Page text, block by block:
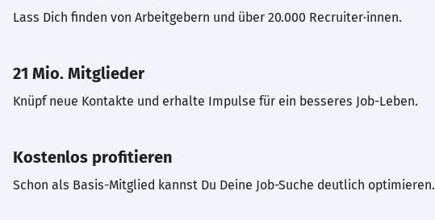
Lass Dich finden von Arbeitgebern und über 20.000 Recruiter·innen.
21 Mio. Mitglieder
Knüpf neue Kontakte und erhalte Impulse für ein besseres Job-Leben.
Kostenlos profitieren
Schon als Basis-Mitglied kannst Du Deine Job-Suche deutlich optimieren.